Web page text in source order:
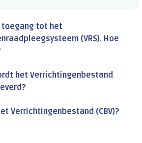
toegang tot het
(VRS). Hoe
het Verrichtingenbestand
Verrichtingenbestand (CBV)?